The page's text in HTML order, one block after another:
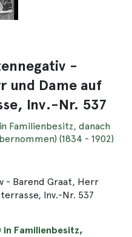
-
und Dame auf
Inv.-Nr. 537
Familienbesitz, danach
(1834 - 1902)
- Barend Graat, Herr
Inv.-Nr. 537
in Familienbesitz,